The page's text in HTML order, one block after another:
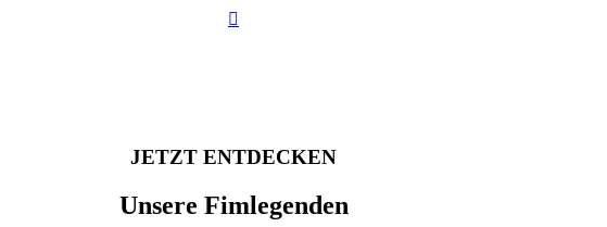
JETZT ENTDECKEN
Unsere Fimlegenden